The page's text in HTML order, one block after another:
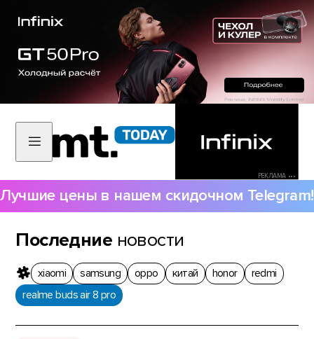
РЕКЛАМА •••
Лучшие цены в нашем скидочном Telegram!
Последние новости
xiaomi samsung oppo китай honor
redmi
realme buds air 8 pro